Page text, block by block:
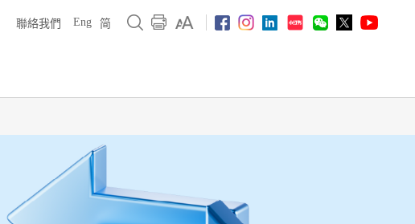
聯絡我們 Eng 简